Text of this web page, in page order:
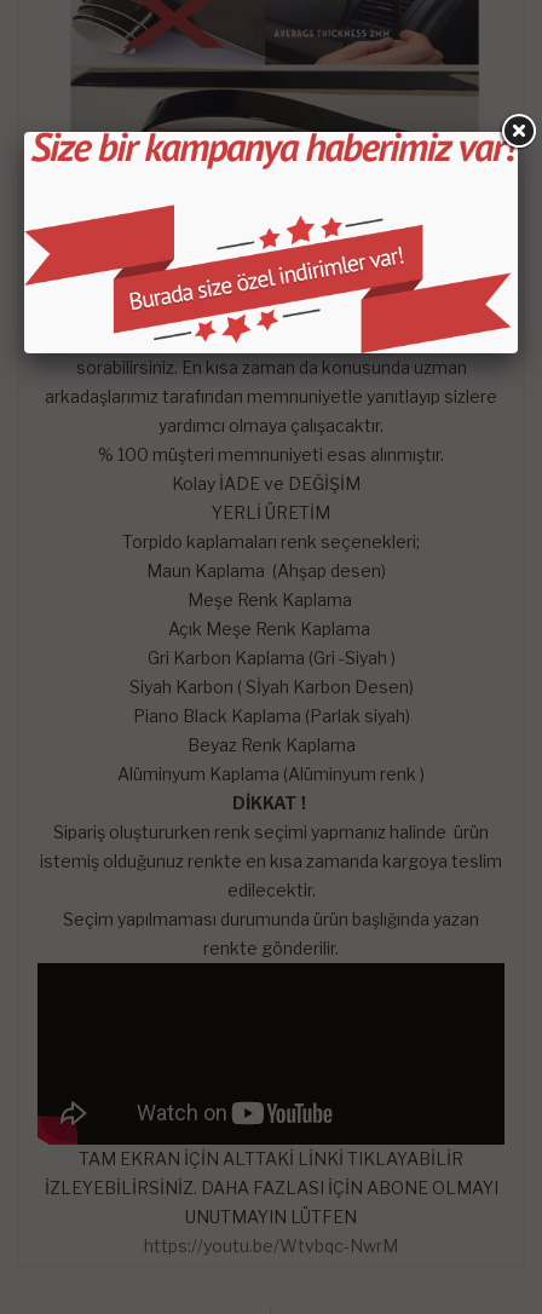
- Satın aldığınız setin içeriği KROKİDE belirtilen
parçalardan oluşmaktadır.
-Mars Cockpit Designgarantisini taşımaktadır.
Hangi satış pazarında olursa olsun çekinmeden dilediğiniz
sorularını mağazaya soru sor kısmından sorularınızı
sorabilirsiniz. En kısa zaman da konusunda uzman
arkadaşlarımız tarafından memnuniyetle yanıtlayıp sizlere
yardımcı olmaya çalışacaktır.
% 100 müşteri memnuniyeti esas alınmıştır.
Kolay İADE ve DEĞİŞİM
YERLİ ÜRETİM
Torpido kaplamaları renk seçenekleri;
Maun Kaplama (Ahşap desen)
Meşe Renk Kaplama
Açık Meşe Renk Kaplama
Gri Karbon Kaplama (Gri -Siyah )
Siyah Karbon ( Sİyah Karbon Desen)
Piano Black Kaplama (Parlak siyah)
Beyaz Renk Kaplama
Alüminyum Kaplama (Alüminyum renk )
DİKKAT !
Sipariş oluştururken renk seçimi yapmanız halinde ürün
istemiş olduğunuz renkte en kısa zamanda kargoya teslim
edilecektir.
Seçim yapılmaması durumunda ürün başlığında yazan
renkte gönderilir.
TAM EKRAN İÇİN ALTTAKİ LİNKİ TIKLAYABİLİR
İZLEYEBİLİRSİNİZ. DAHA FAZLASI İÇİN ABONE OLMAYI
UNUTMAYIN LÜTFEN
https://youtu.be/Wtvbqc-NwrM